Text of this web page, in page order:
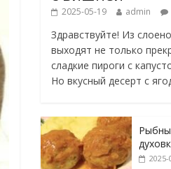
2025-05-19 admin
Здравствуйте! Из
выходят не только
сладкие пироги с
Но вкусный десерт с
2025-